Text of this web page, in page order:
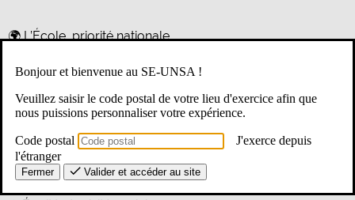
🌍 L’École, priorité nationale
Limiter les effectifs :20 élèves maxen maternelle et collège,
lycée
.
Desmoyens humains et matérielsà la hauteur : classes, santé
scolaire, équipements numériques.
Maintien du budget de l’Éducation nationale
comme premier
budget de la Nation.
Bonjour et bienvenue au SE-UNSA !
Veuillez saisir le code postal de votre lieu d'exercice afin que
nous puissions personnaliser votre expérience.
Code postal
J'exerce depuis
l'étranger
Fermer Valider et accéder au site